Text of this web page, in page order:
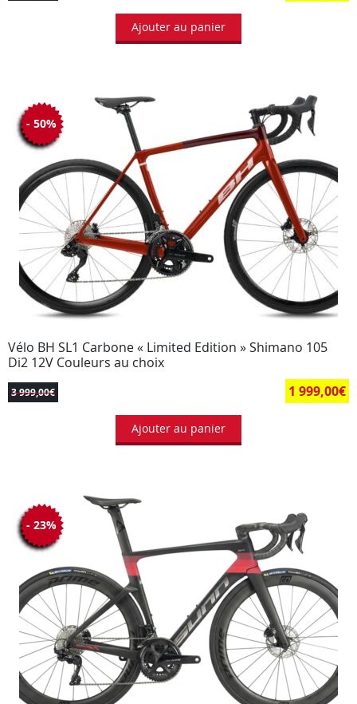
Ajouter au panier
Vélo BH SL1 Carbone « Limited Edition » Shimano 105
Di2 12V Couleurs au choix
3 999,00€ 1 999,00€
- 50%
Ajouter au panier
- 23%